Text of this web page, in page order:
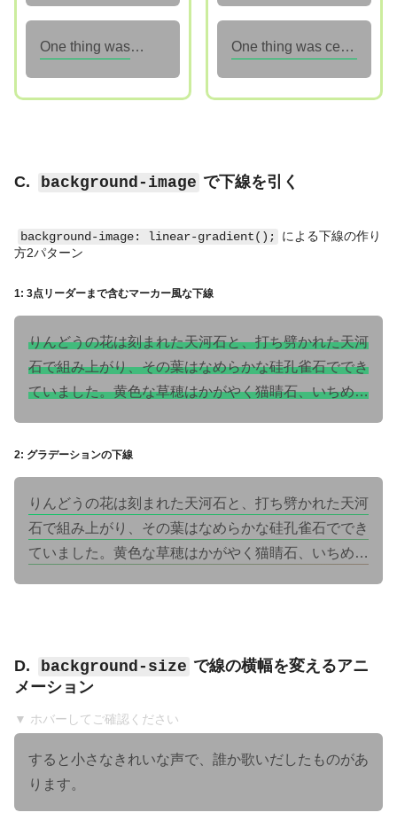
お日さまの光が黄
金色に透きとおっ
て風が霧をふっと
り、きつねのしっ
てました。
One thing was
white kitten had
entirely.
One thing was certain, that the white kitten had had nothing to do with it:—it was the black kitten's fault entirely.
C. background-image で下線を引く
background-image: linear-gradient();
による下線の作り
方2パターン
1: 3点リーダーまで含むマーカー風な下線
りんどうの花は刻まれた天河石と、打ち劈かれた天河
石で組み上がり、その葉はなめらかな硅孔雀石ででき
ていました。黄色な草穂はかがやく猫睛石、いちめん
2: グラデーションの下線
りんどうの花は刻まれた天河石と、打ち劈かれた天河
石で組み上がり、その葉はなめらかな硅孔雀石ででき
ていました。黄色な草穂はかがやく猫睛石、いちめん
D. background-size で線の横幅を変えるアニ
メーション
▼ ホバーしてご確認ください
すると 小さなきれいな声で、誰か歌いだしたものがあ
ります。